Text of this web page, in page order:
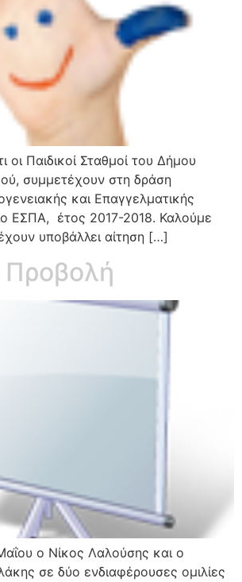
οι Παιδικοί Σταθμοί του Δήμου
συμμετέχουν στη δράση
και Επαγγελματικής
ΕΣΠΑ, έτος 2017-2018. Καλούμε
υποβάλλει αίτηση […]
Προβολή
ο Νίκος Λαλούσης και ο
σε δύο ενδιαφέρουσες ομιλίες